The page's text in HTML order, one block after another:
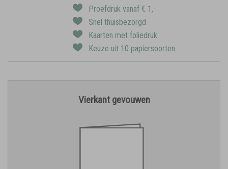
Proefdruk vanaf € 1,-
Snel thuisbezorgd
Kaarten met foliedruk
Keuze uit 10 papiersoorten
Vierkant gevouwen